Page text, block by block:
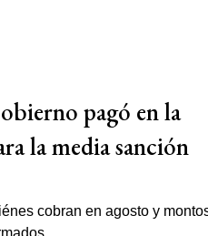
pagó en la
la media sanción